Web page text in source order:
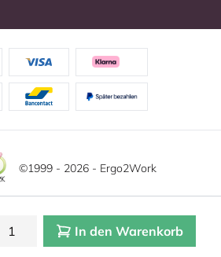
In den Warenkorb
©1999 - 2026 - Ergo2Work
Cookie-Einstellungen
Cookies. Lesen Sie unsere
für weitere Informationen.Mehr
|Verstecken